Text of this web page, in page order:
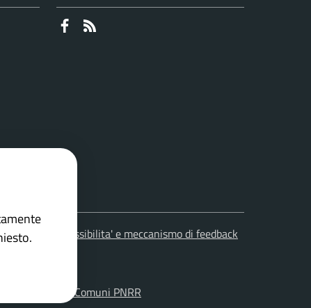
Faceboook
Accessibilita' e meccanismo di feedback
Soluzione Comuni PNRR